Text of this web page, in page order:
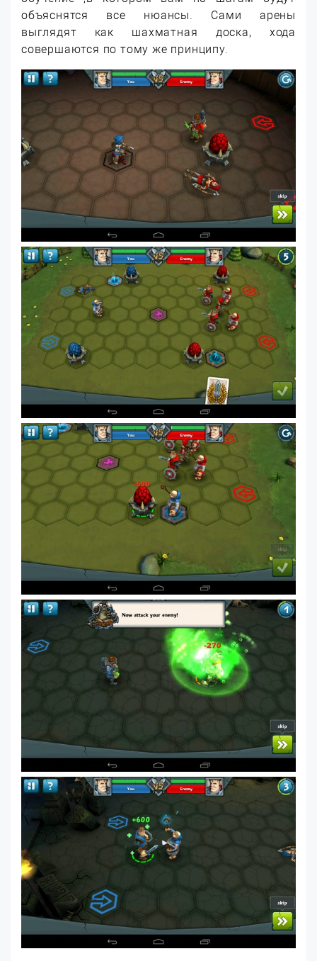
объяснятся все нюансы. Сами арены
выглядят как шахматная доска, хода
совершаются по тому же принципу.